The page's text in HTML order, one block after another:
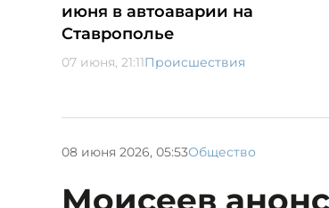
июня в автоаварии на
Ставрополье
07 июня, 21:11Происшествия
08 июня 2026, 05:53Общество
Моисеев